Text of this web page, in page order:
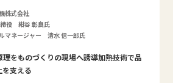
株式会社
役 紺谷 彰良氏
マネージャー 清水 信一郎氏
理をものづくりの現場へ誘導加熱技術で品
を支える